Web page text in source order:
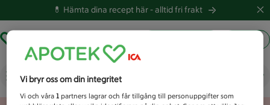
💊 Hämta dina recept här -alltid fri frakt
Vad letar du efter idag?
Vi bryr oss om din integritet
Vi och våra1 partners lagrar och får tillgång till personuppgifter som